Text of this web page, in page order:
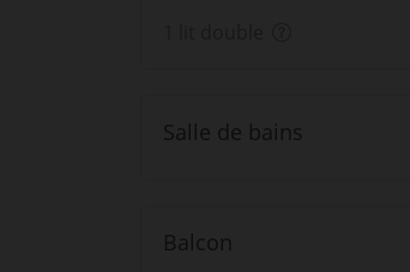
Salle de bains
Balcon